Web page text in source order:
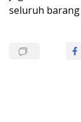
seluruh